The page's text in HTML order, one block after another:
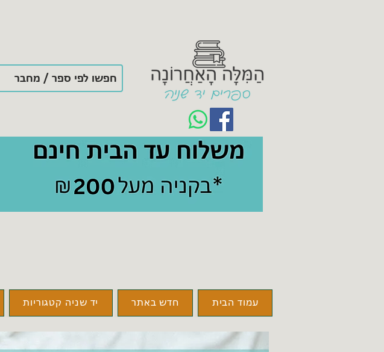
עמוד הבית חדש באתר יד שניה קטגוריות